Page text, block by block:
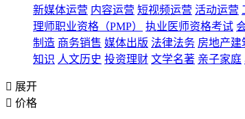
新媒体运营 内容运营 短视频运营 活动运营
理师职业资格（PMP）
执业医师资格考试
制造 商务销售 媒体出版 法律法务 房地产建
知识 人文历史 投资理财 文学名著 亲子家庭
 展开
 价格